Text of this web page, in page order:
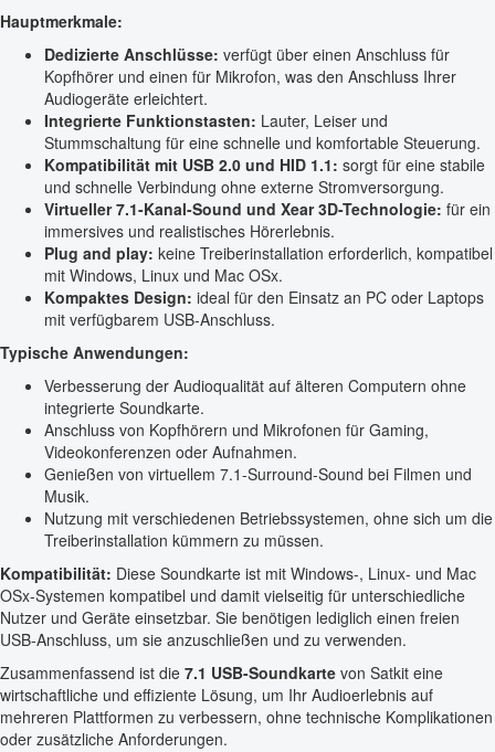
Hauptmerkmale:
Dedizierte Anschlüsse: verfügt über einen Anschluss für
Kopfhörer und einen für Mikrofon, was den Anschluss Ihrer
Audiogeräte erleichtert.
Integrierte Funktionstasten: Lauter, Leiser und
Stummschaltung für eine schnelle und komfortable Steuerung.
Kompatibilität mit USB 2.0 und HID 1.1: sorgt für eine stabile
und schnelle Verbindung ohne externe Stromversorgung.
Virtueller 7.1-Kanal-Sound und Xear 3D-Technologie: für ein
immersives und realistisches Hörerlebnis.
Plug and play: keine Treiberinstallation erforderlich, kompatibel
mit Windows, Linux und Mac OSx.
Kompaktes Design: ideal für den Einsatz an PC oder Laptops
mit verfügbarem USB-Anschluss.
Typische Anwendungen:
Verbesserung der Audioqualität auf älteren Computern ohne
integrierte Soundkarte.
Anschluss von Kopfhörern und Mikrofonen für Gaming,
Videokonferenzen oder Aufnahmen.
Genießen von virtuellem 7.1-Surround-Sound bei Filmen und
Musik.
Nutzung mit verschiedenen Betriebssystemen, ohne sich um die
Treiberinstallation kümmern zu müssen.
Kompatibilität: Diese Soundkarte ist mit Windows-, Linux- und Mac
OSx-Systemen kompatibel und damit vielseitig für unterschiedliche
Nutzer und Geräte einsetzbar. Sie benötigen lediglich einen freien
USB-Anschluss, um sie anzuschließen und zu verwenden.
Zusammenfassend ist die 7.1 USB-Soundkarte von Satkit eine
wirtschaftliche und effiziente Lösung, um Ihr Audioerlebnis auf
mehreren Plattformen zu verbessern, ohne technische Komplikationen
oder zusätzliche Anforderungen.